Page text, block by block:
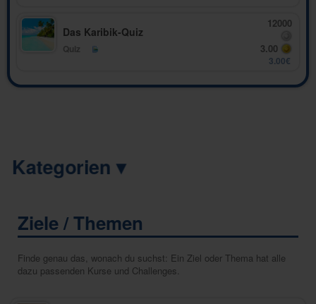
Das Karibik-Quiz
Quiz
12000
3.00
3.00€
Kategorien ▾
Ziele / Themen
Finde genau das, wonach du suchst: Ein Ziel oder Thema hat alle
dazu passenden Kurse und Challenges.